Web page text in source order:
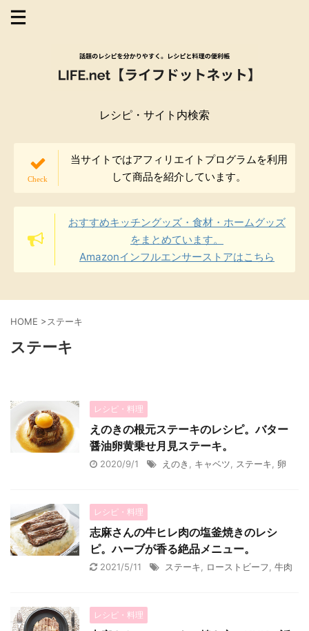
レシピ・サイト内検索
当サイトではアフィリエイトプログラムを利用
して商品を紹介しています。
おすすめキッチングッズ・食材・ホームグッズ
をまとめています。
Amazonインフルエンサーストアはこちら
HOME >ステーキ
ステーキ
レシピ・料理
えのきの根元ステーキのレシピ。バター
醤油卵黄乗せ月見ステーキ。
2020/9/1 えのき キャベツ ステーキ 卵
レシピ・料理
志麻さんの牛ヒレ肉の塩釜焼きのレシ
ピ。ハーブが香る絶品メニュー。
2021/5/11 ステーキ ローストビーフ 牛肉
レシピ・料理